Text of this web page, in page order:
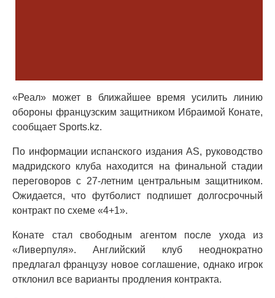
«Реал» может в ближайшее время усилить линию
обороны французским защитником Ибраимой Конате,
сообщает Sports.kz.
По информации испанского издания AS, руководство
мадридского клуба находится на финальной стадии
переговоров с 27-летним центральным защитником.
Ожидается, что футболист подпишет долгосрочный
контракт по схеме «4+1».
Конате стал свободным агентом после ухода из
«Ливерпуля». Английский клуб неоднократно
предлагал французу новое соглашение, однако игрок
отклонил все варианты продления контракта.